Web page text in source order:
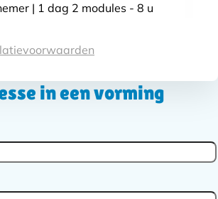
| 1 dag 2 modules - 8 u
in een vorming